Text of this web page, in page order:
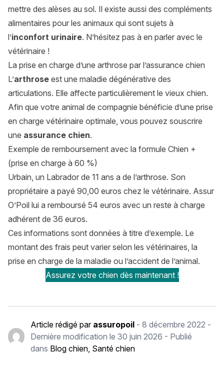
mettre des alèses au sol. Il existe aussi des compléments
alimentaires pour les animaux qui sont sujets à
l’inconfort urinaire. N’hésitez pas à en parler avec le
vétérinaire !
La prise en charge d’une arthrose par l’assurance chien
L’arthrose est une maladie dégénérative des
articulations. Elle affecte particulièrement le vieux chien.
Afin que votre animal de compagnie bénéficie d’une prise
en charge vétérinaire optimale, vous pouvez souscrire
une assurance chien.
Exemple de remboursement avec la formule Chien +
(prise en charge à 60 %)
Urbain, un Labrador de 11 ans a de l’arthrose. Son
propriétaire a payé 90,00 euros chez le vétérinaire. Assur
O’Poil lui a remboursé 54 euros avec un reste à charge
adhérent de 36 euros.
Ces informations sont données à titre d’exemple. Le
montant des frais peut varier selon les vétérinaires, la
prise en charge de la maladie ou l’accident de l’animal.
Assurez votre chien dès maintenant !
Article rédigé par assuropoil -8 décembre 2022 -
Dernière modification le30 juin 2026 - Publié
dans Blog chien, Santé chien